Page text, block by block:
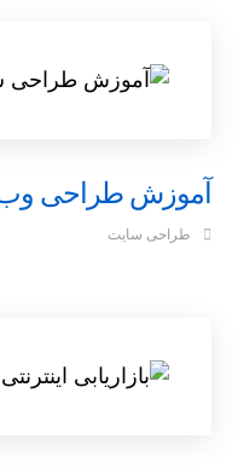
آموزش طراحی
طراحی سایت